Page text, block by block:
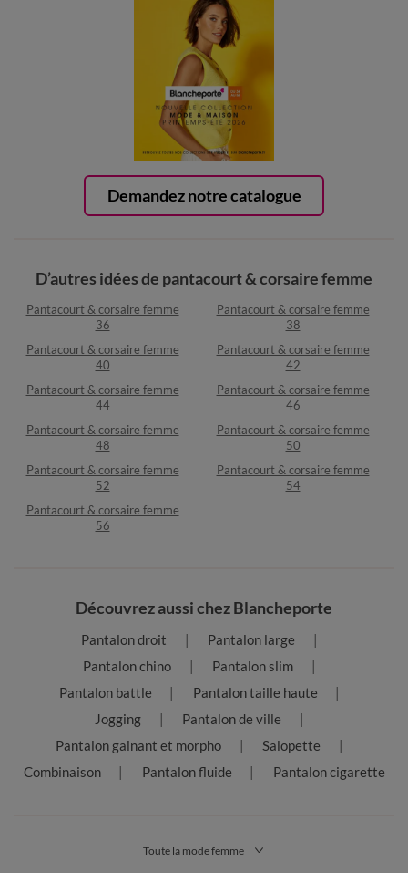
Demandez notre catalogue
D’autres idées de pantacourt & corsaire femme
Pantacourt & corsaire femme
36
Pantacourt & corsaire femme
38
Pantacourt & corsaire femme
40
Pantacourt & corsaire femme
42
Pantacourt & corsaire femme
44
Pantacourt & corsaire femme
46
Pantacourt & corsaire femme
48
Pantacourt & corsaire femme
50
Pantacourt & corsaire femme
52
Pantacourt & corsaire femme
54
Pantacourt & corsaire femme
56
Découvrez aussi chez Blancheporte
Pantalon droit
Pantalon large
Pantalon chino
Pantalon slim
Pantalon battle
Pantalon taille haute
Jogging
Pantalon de ville
Pantalon gainant et morpho
Salopette
Combinaison
Pantalon fluide Pantalon cigarette
Toute la mode femme